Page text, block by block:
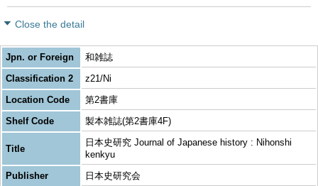
Close the detail
Jpn. or Foreign
和雑誌
Classification 2
z21/Ni
Location Code
第2書庫
Shelf Code
製本雑誌(第2書庫4F)
Title
日本史研究 Journal of Japanese history : Nihonshi
kenkyu
Publisher
日本史研究会